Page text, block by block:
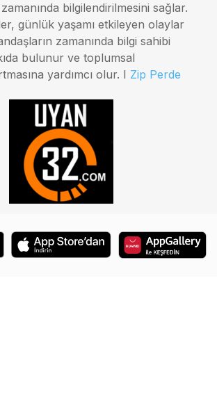
bilgilendirilmesini sağlar.
günlük yaşamı etkileyen olaylar
zamanında bilgi sahibi
bulunur ve toplumsal
yardımcı olur. I Zip Perde